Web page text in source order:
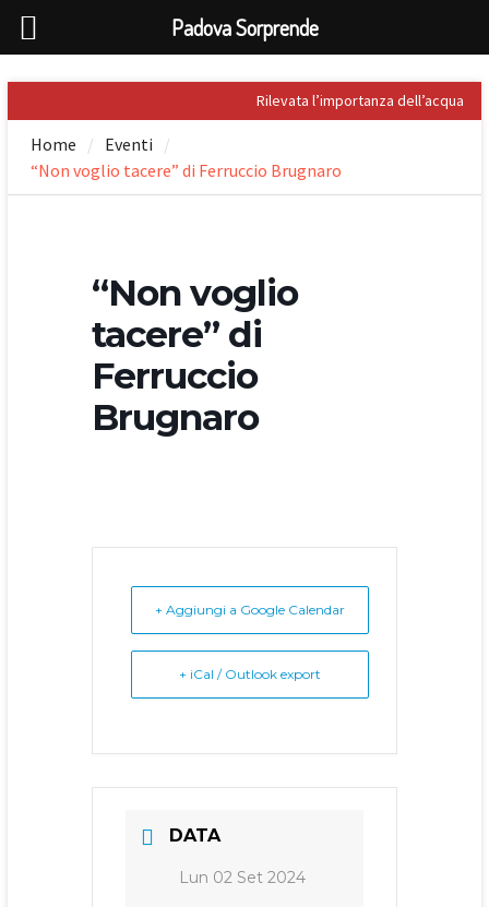
to
content
Rilevata l’importanza dell’acqua
nel Palladio
Caffè
Sandro Penna, poeta dell’eros
Il tesoro nascosto di Padova: il
First Folio di Shakespeare
Home
Eventi
“Non voglio tacere” di Ferruccio Brugnaro
“Non voglio
tacere” di
Ferruccio
Brugnaro
+ Aggiungi a Google Calendar
+ iCal / Outlook export
DATA
Lun 02 Set 2024
Padova Sorprende